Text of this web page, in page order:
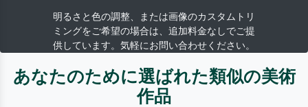
明るさと色の調整、または画像のカスタムトリ
ミングをご希望の場合は、追加料金なしでご提
供しています。気軽にお問い合わせください。
あなたのために選ばれた類似の美術
作品